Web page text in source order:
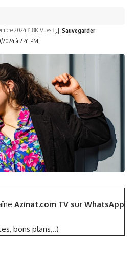
à 2:41 PM
2024 1.8K Vues
Azinat.com TV sur WhatsApp
bons plans,..)